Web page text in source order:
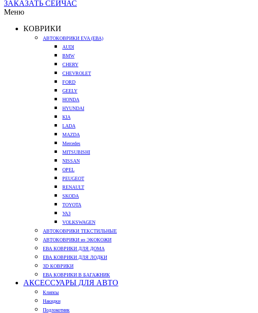
ЗАКАЗАТЬ СЕЙЧАС
Меню
КОВРИКИ
АВТОКОВРИКИ EVA (ЕВА)
AUDI
BMW
CHERY
CHEVROLET
FORD
GEELY
HONDA
HYUNDAI
KIA
LADA
MAZDA
Mercedes
MITSUBISHI
NISSAN
OPEL
PEUGEOT
RENAULT
SKODA
TOYOTA
УАЗ
VOLKSWAGEN
АВТОКОВРИКИ ТЕКСТИЛЬНЫЕ
АВТОКОВРИКИ из ЭКОКОЖИ
ЕВА КОВРИКИ ДЛЯ ДОМА
ЕВА КОВРИКИ ДЛЯ ЛОДКИ
3D КОВРИКИ
ЕВА КОВРИКИ В БАГАЖНИК
АКСЕССУАРЫ ДЛЯ АВТО
Клипсы
Накидки
Подлокотник